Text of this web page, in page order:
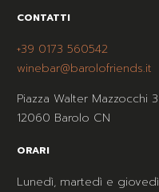
CONTATTI
+39 0173 560542
winebar@barolofriends.it
Piazza Walter Mazzocchi 3
12060 Barolo CN
ORARI
Lunedì, martedì e giovedì